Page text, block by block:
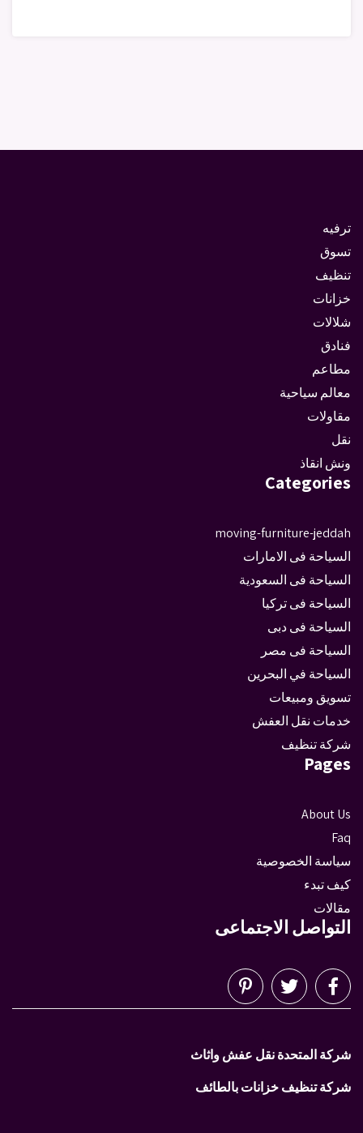
ترفيه
تسوق
تنظيف
خزانات
شلالات
فنادق
مطاعم
معالم سياحية
مقاولات
نقل
ونش انقاذ
Categories
moving-furniture-jeddah
السياحة فى الامارات
السياحة فى السعودية
السياحة فى تركيا
السياحة فى دبى
السياحة فى مصر
السياحة في البحرين
تسويق ومبيعات
خدمات نقل العفش
شركة تنظيف
Pages
About Us
Faq
سياسة الخصوصية
كيف تبدء
مقالات
التواصل الاجتماعى
شركة المتحدة نقل عفش واثاث
شركة تنظيف خزانات بالطائف